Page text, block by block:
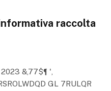
raccolta
&,77$¶ ',
GL 7RULQR